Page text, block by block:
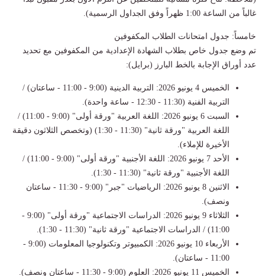
غالباً من الساعة 1:00 ظهراً وفق الجداول الرسمية).
خامساً: جدول امتحانات الطلاب المكفوفين
تم وضع جدول خاص بطلاب الشهادة الإعدادية من المكفوفين مع تحديد
عدد أوراق الإجابة بالخط البارز (برايل):
الخميس 4 يونيو 2026: التربية الدينية (9:00 - 11:00 - ساعتان) /
التربية الفنية (11:30 - 12:30 - ساعة واحدة).
السبت 6 يونيو 2026: اللغة العربية "ورقة أولى" (9:00 - 11:00) /
اللغة العربية "ورقة ثانية" (11:30 - 1:30) (وتخصص الثلاثون دقيقة
الأخيرة للإملاء).
الأحد 7 يونيو 2026: اللغة الأجنبية "ورقة أولى" (9:00 - 11:00) /
اللغة الأجنبية "ورقة ثانية" (11:30 - 1:30).
الاثنين 8 يونيو 2026: الرياضيات "جبر" (9:00 - 11:30 - ساعتان
ونصف).
الثلاثاء 9 يونيو 2026: الدراسات الاجتماعية "ورقة أولى" (9:00 -
11:00) / الدراسات الاجتماعية "ورقة ثانية" (11:30 - 1:30).
الأربعاء 10 يونيو 2026: الكمبيوتر وتكنولوجيا المعلومات (9:00 -
11:00 - ساعتان).
الخميس 11 يونيو 2026: العلوم (9:00 - 11:30 - ساعتان ونصف).